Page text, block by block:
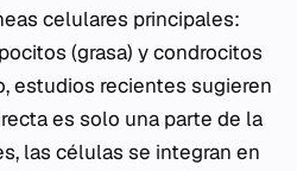
celulares principales:
(grasa) y condrocitos
estudios recientes sugieren
es solo una parte de la
las células se integran en